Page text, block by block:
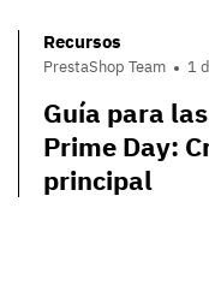
Recursos
PrestaShop Team 1
Guía para
Prime Day:
principal